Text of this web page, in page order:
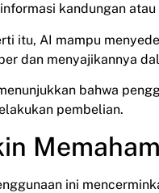
kandungan
itu, AI mampu
dan menyajikannya
bahwa
pembelian.
ini